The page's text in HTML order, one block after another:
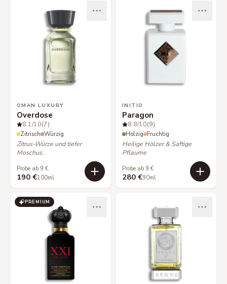
OMAN LUXURY
Overdose
8.1/10(7)
Zitrisch Würzig
Zitrus-Würze und tiefer
Moschus.
Probe ab 9 €
190 €100ml
INITIO
Paragon
8.8/10(9)
Holzig Fruchtig
Heilige Hölzer & Saftige
Pflaume
Probe ab 9 €
280 €90ml
PREMIUM